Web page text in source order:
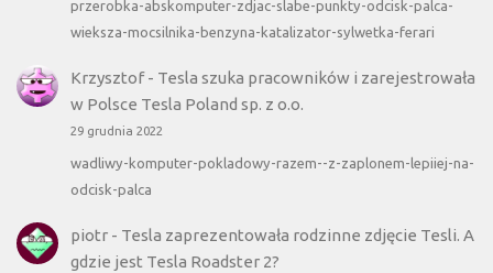
przerobka-abskomputer-zdjac-slabe-punkty-odcisk-palca-
wieksza-mocsilnika-benzyna-katalizator-sylwetka-ferari
Krzysztof- Tesla szuka pracowników i zarejestrowała
w Polsce Tesla Poland sp. z o.o.
29 grudnia 2022
wadliwy-komputer-pokladowy-razem--z-zaplonem-lepiiej-na-
odcisk-palca
piotr- Tesla zaprezentowała rodzinne zdjęcie Tesli. A
gdzie jest Tesla Roadster 2?